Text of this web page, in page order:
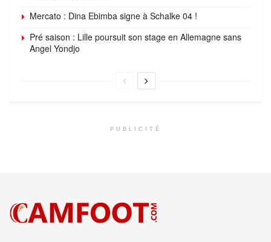
Mercato : Dina Ebimba signe à Schalke 04 !
Pré saison : Lille poursuit son stage en Allemagne sans
Angel Yondjo
PUBLICITÉ